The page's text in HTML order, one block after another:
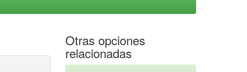
Otras opciones
relacionadas